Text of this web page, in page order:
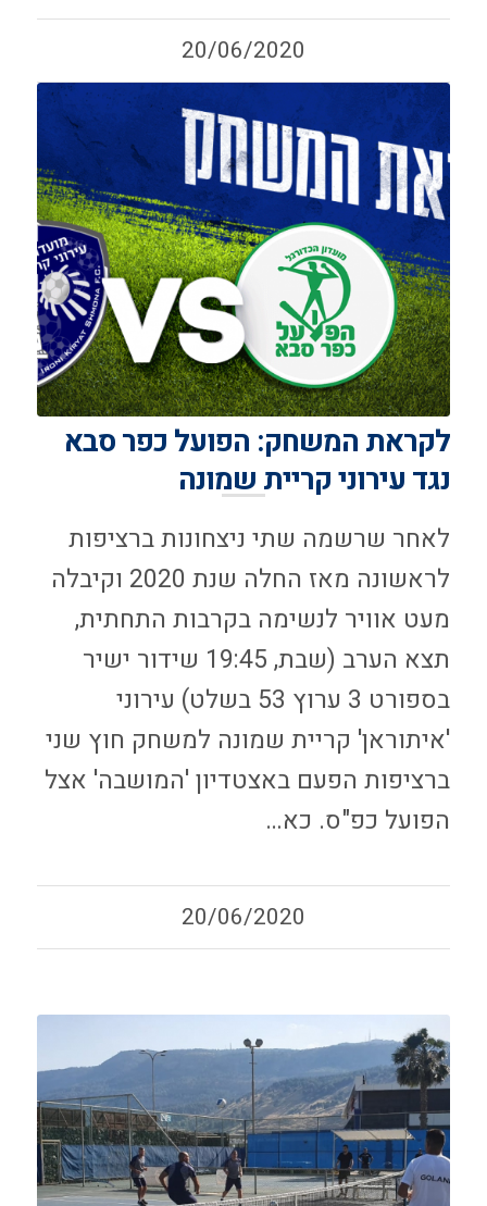
20/06/2020
לקראת המשחק: הפועל כפר סבא
נגד עירוני קריית שמונה
לאחר שרשמה שתי ניצחונות ברציפות
לראשונה מאז החלה שנת 2020 וקיבלה
מעט אוויר לנשימה בקרבות התחתית,
תצא הערב (שבת, 19:45 שידור ישיר
בספורט 3 ערוץ 53 בשלט) עירוני
'איתוראן' קריית שמונה למשחק חוץ שני
ברציפות הפעם באצטדיון 'המושבה' אצל
הפועל כפ"ס. כא…
20/06/2020